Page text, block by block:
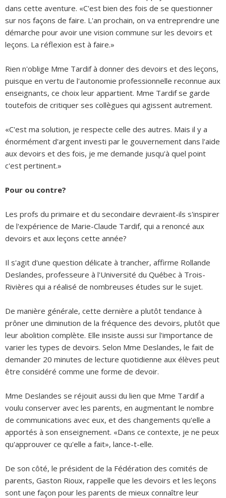
dans cette aventure. «C'est bien des fois de se questionner
sur nos façons de faire. L'an prochain, on va entreprendre une
démarche pour avoir une vision commune sur les devoirs et
leçons. La réflexion est à faire.»
Rien n'oblige Mme Tardif à donner des devoirs et des leçons,
puisque en vertu de l'autonomie professionnelle reconnue aux
enseignants, ce choix leur appartient. Mme Tardif se garde
toutefois de critiquer ses collègues qui agissent autrement.
«C'est ma solution, je respecte celle des autres. Mais il y a
énormément d'argent investi par le gouvernement dans l'aide
aux devoirs et des fois, je me demande jusqu'à quel point
c'est pertinent.»
Pour ou contre?
Les profs du primaire et du secondaire devraient-ils s'inspirer
de l'expérience de Marie-Claude Tardif, qui a renoncé aux
devoirs et aux leçons cette année?
Il s'agit d'une question délicate à trancher, affirme Rollande
Deslandes, professeure à l'Université du Québec à Trois-
Rivières qui a réalisé de nombreuses études sur le sujet.
De manière générale, cette dernière a plutôt tendance à
prôner une diminution de la fréquence des devoirs, plutôt que
leur abolition complète. Elle insiste aussi sur l'importance de
varier les types de devoirs. Selon Mme Deslandes, le fait de
demander 20 minutes de lecture quotidienne aux élèves peut
être considéré comme une forme de devoir.
Mme Deslandes se réjouit aussi du lien que Mme Tardif a
voulu conserver avec les parents, en augmentant le nombre
de communications avec eux, et des changements qu'elle a
apportés à son enseignement. «Dans ce contexte, je ne peux
qu'approuver ce qu'elle a fait», lance-t-elle.
De son côté, le président de la Fédération des comités de
parents, Gaston Rioux, rappelle que les devoirs et les leçons
sont une façon pour les parents de mieux connaître leur